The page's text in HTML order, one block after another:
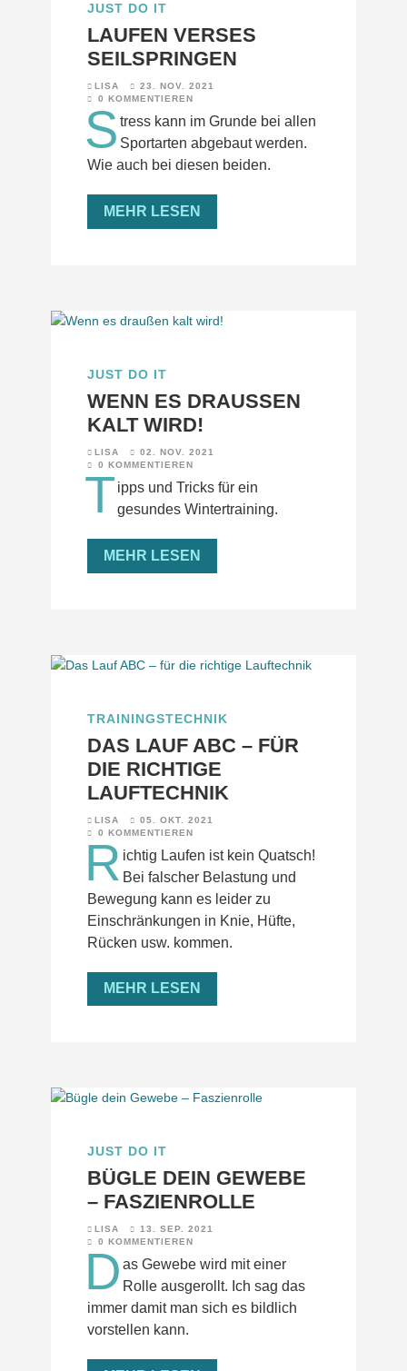
JUST DO IT
LAUFEN VERSES
SEILSPRINGEN
LISA
23. NOV. 2021
0 KOMMENTIEREN
S tress kann im Grunde bei allen
Sportarten abgebaut werden.
Wie auch bei diesen beiden.
MEHR LESEN
JUST DO IT
WENN ES DRAUSSEN K
ALT WIRD!
LISA
02. NOV. 2021
0 KOMMENTIEREN
T ipps und Tricks für ein
gesundes Wintertraining.
MEHR LESEN
TRAININGSTECHNIK
DAS LAUF ABC – FÜR
DIE RICHTIGE
LAUFTECHNIK
LISA
05. OKT. 2021
0 KOMMENTIEREN
R ichtig Laufen ist kein Quatsch!
Bei falscher Belastung und
Bewegung kann es leider zu
Einschränkungen in Knie, Hüfte,
Rücken usw. kommen.
MEHR LESEN
JUST DO IT
BÜGLE DEIN GEWEBE
– FASZIENROLLE
LISA
13. SEP. 2021
0 KOMMENTIEREN
D as Gewebe wird mit einer
Rolle ausgerollt. Ich sag das
immer damit man sich es bildlich
vorstellen kann.